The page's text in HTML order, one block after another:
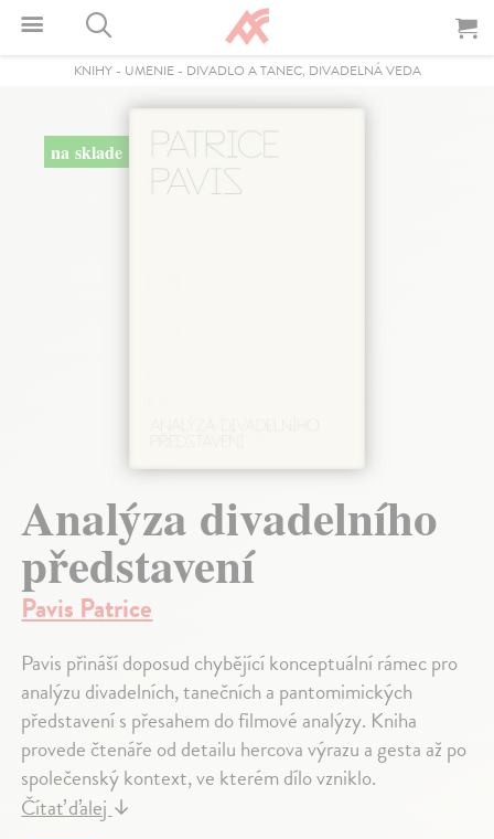
KNIHY- UMENIE- DIVADLO A TANEC, DIVADELNÁ VEDA
na sklade
Analýza divadelního
představení
Pavis Patrice
Pavis přináší doposud chybějící konceptuální rámec pro
analýzu divadelních, tanečních a pantomimických
představení s přesahem do filmové analýzy. Kniha
provede čtenáře od detailu hercova výrazu a gesta až po
společenský kontext, ve kterém dílo vzniklo.
Čítať ďalej↓